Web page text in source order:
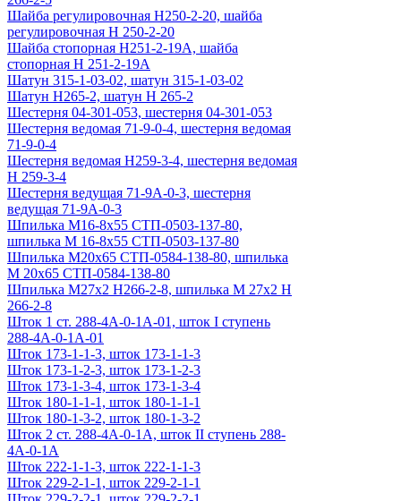
Шайба регулировочная Н250-2-20, шайба
регулировочная Н 250-2-20
Шайба стопорная Н251-2-19А, шайба
стопорная Н 251-2-19А
Шатун 315-1-03-02, шатун 315-1-03-02
Шатун Н265-2, шатун Н 265-2
Шестерня 04-301-053, шестерня 04-301-053
Шестерня ведомая 71-9-0-4, шестерня ведомая
71-9-0-4
Шестерня ведомая Н259-3-4, шестерня ведомая
Н 259-3-4
Шестерня ведущая 71-9А-0-3, шестерня
ведущая 71-9А-0-3
Шпилька М16-8х55 СТП-0503-137-80,
шпилька М 16-8х55 СТП-0503-137-80
Шпилька М20х65 СТП-0584-138-80, шпилька
М 20х65 СТП-0584-138-80
Шпилька М27х2 Н266-2-8, шпилька М 27х2 Н
266-2-8
Шток 1 ст. 288-4А-0-1А-01, шток I ступень
288-4А-0-1А-01
Шток 173-1-1-3, шток 173-1-1-3
Шток 173-1-2-3, шток 173-1-2-3
Шток 173-1-3-4, шток 173-1-3-4
Шток 180-1-1-1, шток 180-1-1-1
Шток 180-1-3-2, шток 180-1-3-2
Шток 2 ст. 288-4А-0-1А, шток II ступень 288-
4А-0-1А
Шток 222-1-1-3, шток 222-1-1-3
Шток 229-2-1-1, шток 229-2-1-1